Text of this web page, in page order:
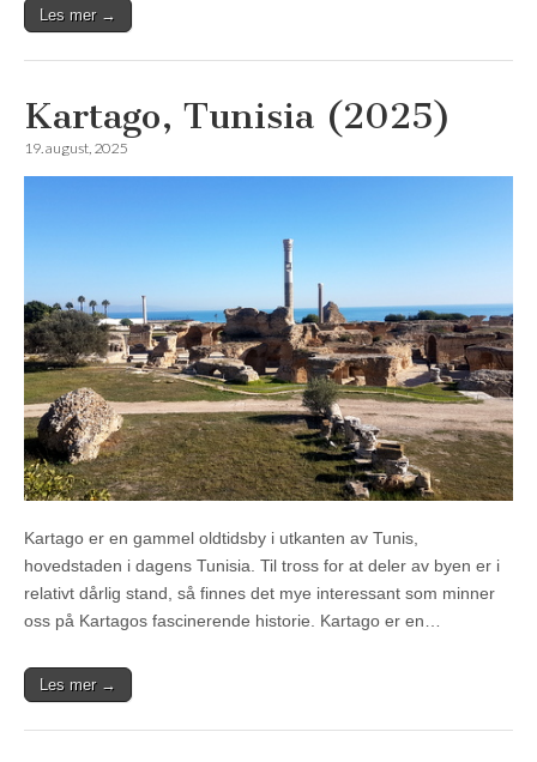
Les mer →
Kartago, Tunisia (2025)
19. august, 2025
Kartago er en gammel oldtidsby i utkanten av Tunis,
hovedstaden i dagens Tunisia. Til tross for at deler av byen er i
relativt dårlig stand, så finnes det mye interessant som minner
oss på Kartagos fascinerende historie. Kartago er en…
Les mer →